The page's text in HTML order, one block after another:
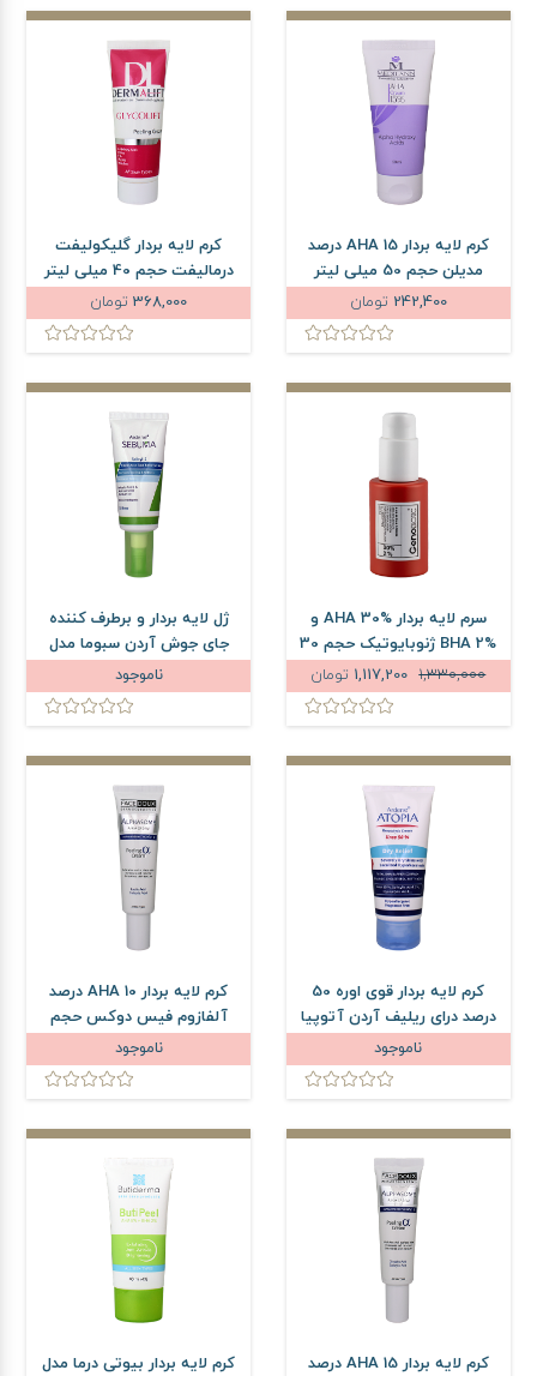
کرم لایه بردار AHA 15 درصد
مدیلن حجم 50 میلی لیتر
242,400 تومان
کرم لایه بردار گلیکولیفت
درمالیفت حجم 40 میلی لیتر
368,000 تومان
سرم لایه بردار AHA 30% و
BHA 2% ژنوبایوتیک حجم 30
میلی لیتر1,330,000 تومان
ژل لایه بردار و برطرف کننده
جای جوش آردن سبوما مدل
ناموجود
کرم لایه بردار قوی اوره 50
درصد درای ریلیف آردن آتوپیا
وزن 50 گرم
ناموجود
کرم لایه بردار AHA 10 درصد
آلفازوم فیس دوکس حجم
ناموجود
کرم لایه بردار AHA 15 درصد کرم لایه بردار بیوتی درما مدل